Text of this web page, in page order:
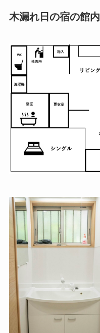
木漏れ日の宿の館内